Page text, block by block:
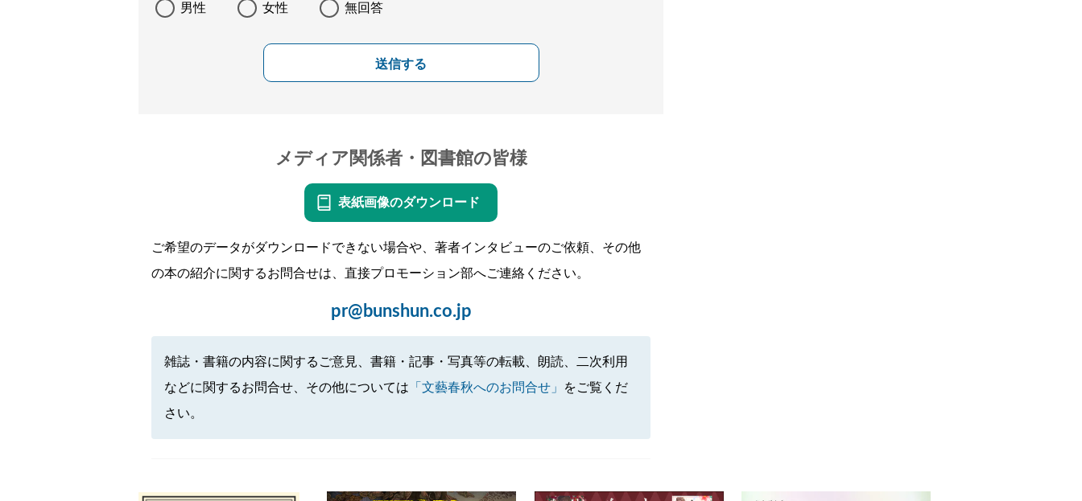
男性 女性 無回答
送信する
メディア関係者・図書館の皆様
表紙画像のダウンロード
ご希望のデータがダウンロードできない場合や、著者インタビューのご依頼、その他
の本の紹介に関するお問合せは、直接プロモーション部へご連絡ください。
pr@bunshun.co.jp
雑誌・書籍の内容に関するご意見、書籍・記事・写真等の転載、朗読、二次利用
などに関するお問合せ、その他については 「文藝春秋へのお問合せ」
をご覧くだ
さい。